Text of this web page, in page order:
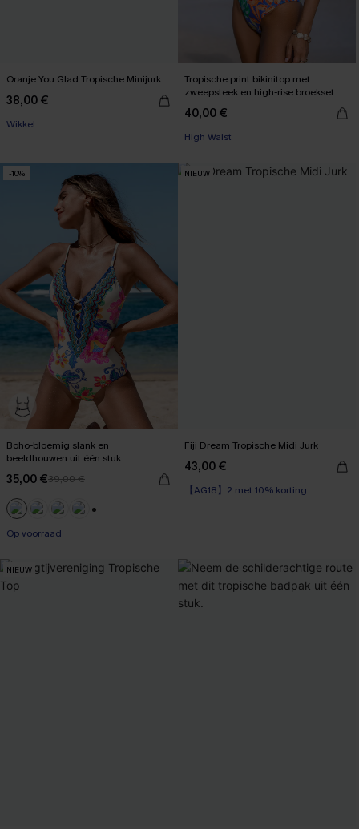
Oranje You Glad Tropische Minijurk
38,00 €
Wikkel
Tropische print bikinitop met
zweepsteek en high-rise broekset
40,00 €
【AG18】2 met 10% korting
High Waist
-10%
Boho-bloemig slank en
beeldhouwen uit één stuk
35,00 €39,00 €
【AG18】2 met 10% korting
Op voorraad
NIEUW
Fiji Dream Tropische Midi Jurk
43,00 €
【AG18】2 met 10% korting
NIEUW